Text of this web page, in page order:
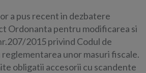
a pus recent in dezbatere
Ordonanta pentru modificarea si
2015 privind Codul de
unor masuri fiscale.
obligatii accesorii cu scandente